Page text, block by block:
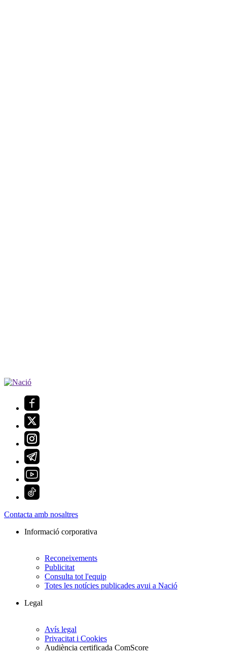
Contacta amb nosaltres
Informació corporativa
Reconeixements
Publicitat
Consulta tot l'equip
Totes les notícies publicades avui a Nació
Legal
Avís legal
Privacitat i Cookies
Audiència certificada ComScore